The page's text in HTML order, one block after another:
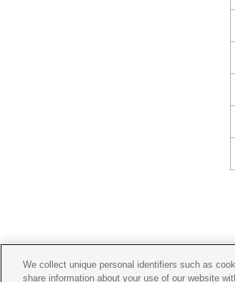
We collect unique personal identifiers such as
share information about your use of our website